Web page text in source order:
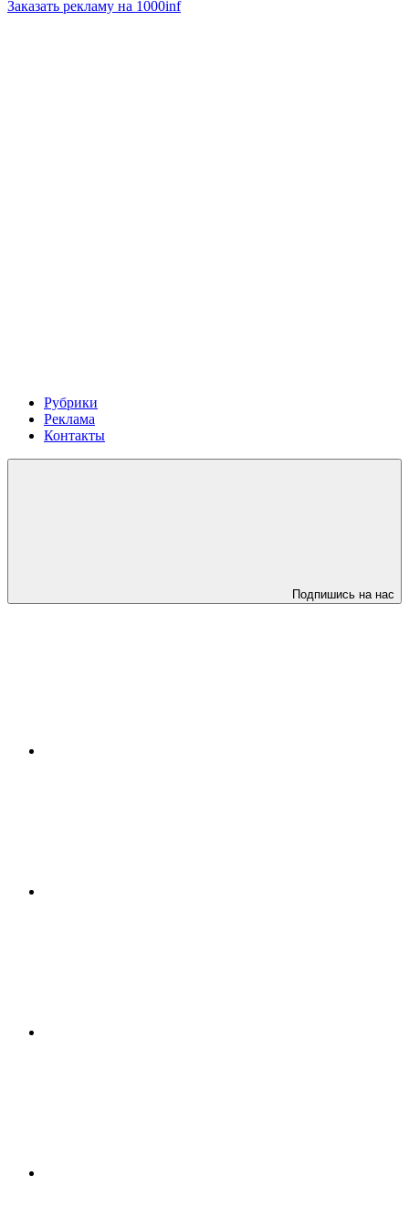
Заказать рекламу на 1000inf
Рубрики
Реклама
Контакты
Подпишись на нас